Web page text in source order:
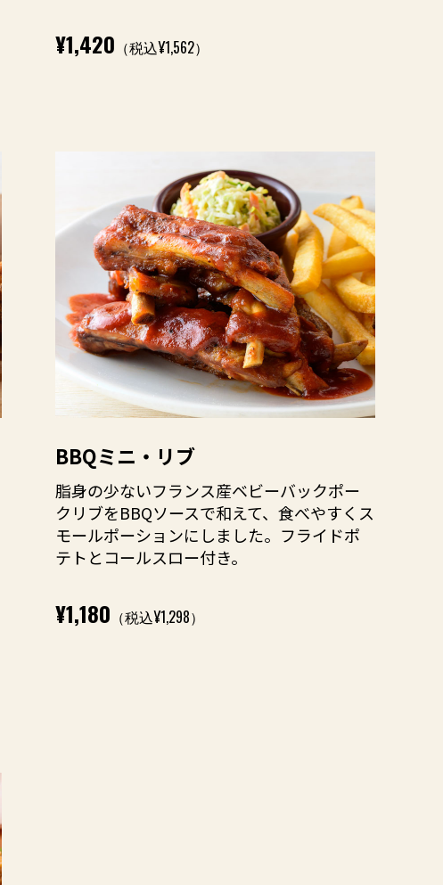
¥1,420 （税込¥1,562）
BBQミニ・リブ
脂身の少ないフランス産ベビーバックポー
クリブをBBQソースで和えて、食べやすくス
モールポーションにしました。フライドポ
テトとコールスロー付き。
¥1,180 （税込¥1,298）